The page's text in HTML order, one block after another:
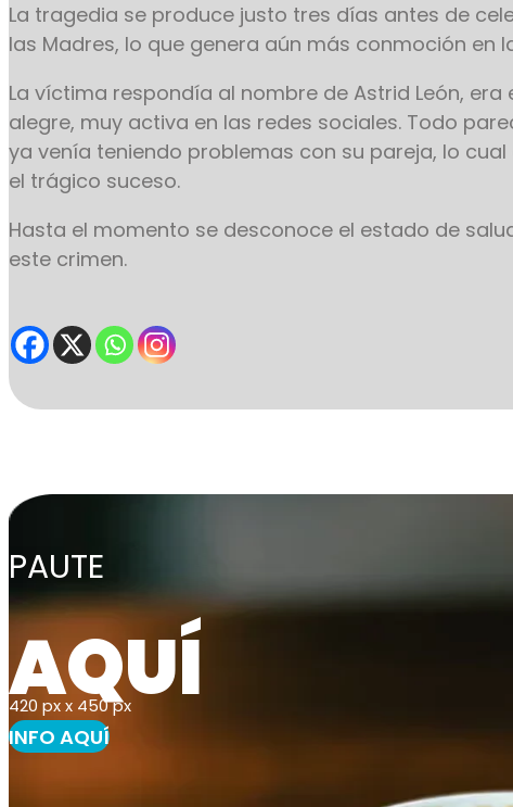
La tragedia se produce justo tres días antes de
las Madres, lo que genera aún más conmoción en
La víctima respondía al nombre de Astrid León, era
alegre, muy activa en las redes sociales. Todo
ya venía teniendo problemas con su pareja, lo
el trágico suceso.
Hasta el momento se desconoce el estado de
este crimen.
PAUTE
AQUÍ
420 px x 450 px
INFO AQUÍ